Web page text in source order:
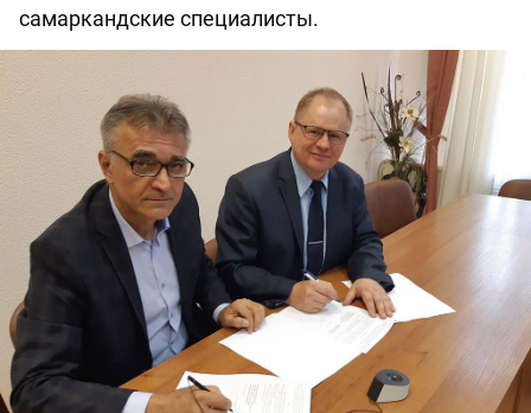
самаркандские специалисты.